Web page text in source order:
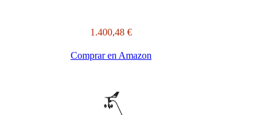
1.400,48 €
Comprar en Amazon